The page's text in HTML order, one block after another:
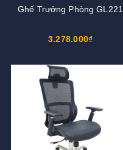
Ghế Trưởng Phòng GL221
3.278.000₫